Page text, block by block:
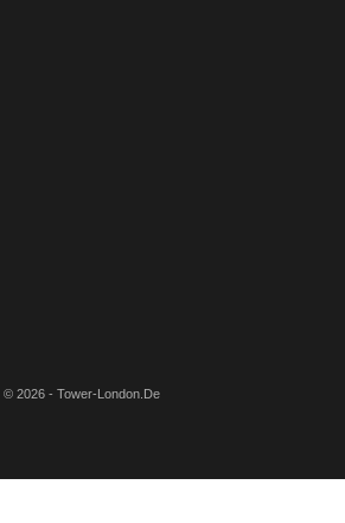
© 2026 - Tower-London.De